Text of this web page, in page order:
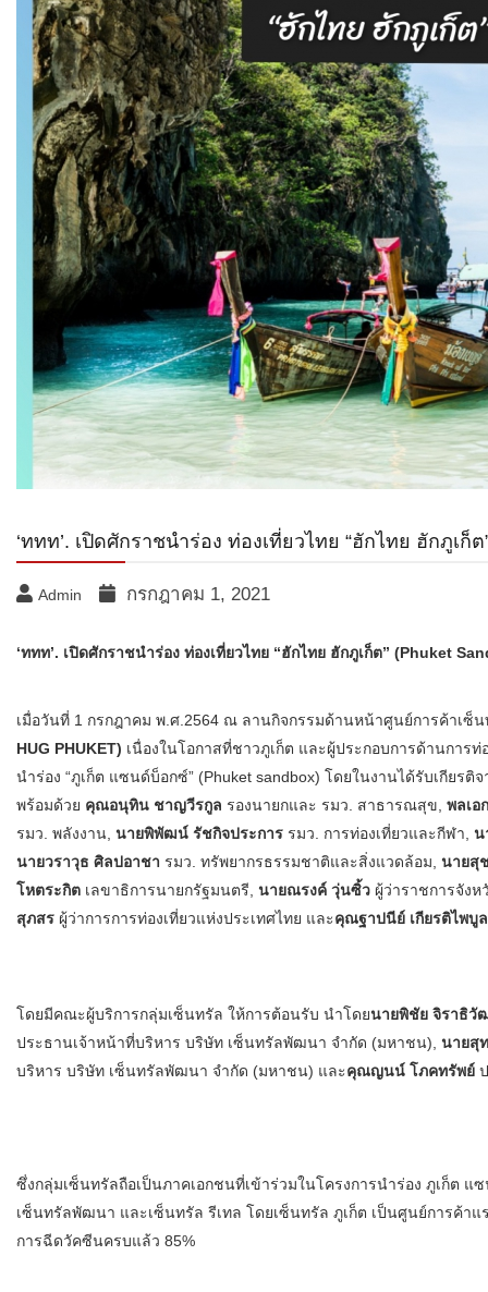
‘ททท’. เปิดศักราชนำร่อง ท่องเที่ยวไทย “ฮักไทย ฮักภูเก็
Admin กรกฎาคม 1, 2021
‘ททท’. เปิดศักราชนำร่อง ท่องเที่ยวไทย “ฮักไทย ฮักภูเก็ต” (Phuket
เมื่อวันที่ 1 กรกฎาคม พ.ศ.2564 ณ ลานกิจกรรมด้านหน้าศูนย์การค้าเซ็
HUG PHUKET) เนื่องในโอกาสที่ชาวภูเก็ต และผู้ประกอบการด้านการท่
นำร่อง “ภูเก็ต แซนด์บ็อกซ์” (Phuket sandbox) โดยในงานได้รับเกียรติ
พร้อมด้วย คุณอนุทิน ชาญวีรกูล รองนายกและ รมว. สาธารณสุข, พลเอ
รมว. พลังงาน, นายพิพัฒน์ รัชกิจประการ รมว. การท่องเที่ยวและกีฬา, น
นายวราวุธ ศิลปอาชา รมว. ทรัพยากรธรรมชาติและสิ่งแวดล้อม, นายสุ
โหตระกิต เลขาธิการนายกรัฐมนตรี, นายณรงค์ วุ่นซิ้ว ผู้ว่าราชการจังห
สุภสร ผู้ว่าการการท่องเที่ยวแห่งประเทศไทย และคุณฐาปนีย์ เกียรติไพบู
โดยมีคณะผู้บริการกลุ่มเซ็นทรัล ให้การต้อนรับ นำโดยนายพิชัย จิราธิวั
ประธานเจ้าหน้าที่บริหาร บริษัท เซ็นทรัลพัฒนา จำกัด (มหาชน), นายสุ
บริหาร บริษัท เซ็นทรัลพัฒนา จำกัด (มหาชน) และคุณญนน์ โภคทรัพย์
ซึ่งกลุ่มเซ็นทรัลถือเป็นภาคเอกชนที่เข้าร่วมในโครงการนำร่อง ภูเก็ต
เซ็นทรัลพัฒนา และเซ็นทรัล รีเทล โดยเซ็นทรัล ภูเก็ต เป็นศูนย์การค้า
การฉีดวัคซีนครบแล้ว 85%